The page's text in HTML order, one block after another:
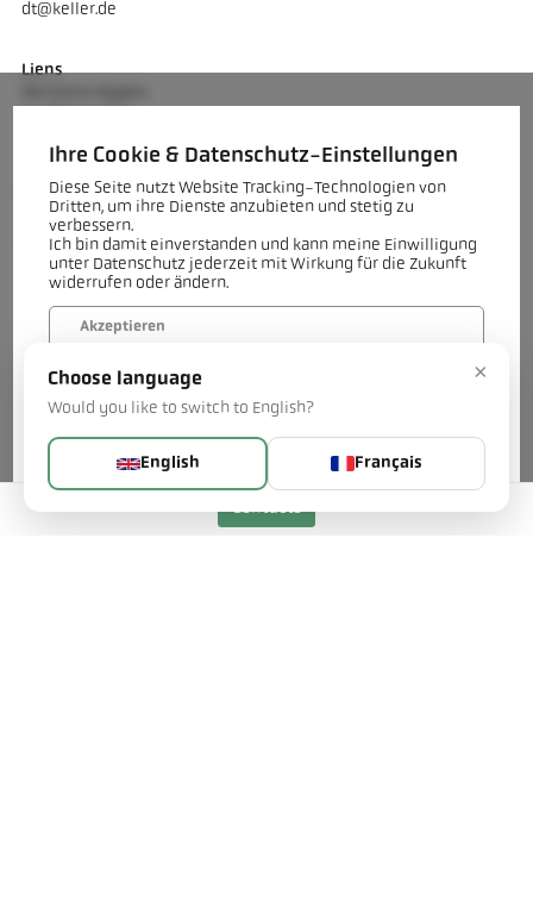
Contacts
dt@keller.de
Liens
Contact
Vous avez des questions sur nos technologies de décarbonatation
destinées à l'industrie de l'argile lourde ou sur un projet
spécifique ? Notre équipe se fera un plaisir de vous aider.
Contactez-nous
Ihre Cookie & Datenschutz-Einstellungen
Diese Seite nutzt Website Tracking-Technologien von
Dritten, um ihre Dienste anzubieten und stetig zu
verbessern.
Ich bin damit einverstanden und kann meine Einwilligung
unter Datenschutz jederzeit mit Wirkung für die Zukunft
widerrufen oder ändern.
Akzeptieren
Verweigern
Mehr...
×
Choose language
Would you like to switch to English?
English Français